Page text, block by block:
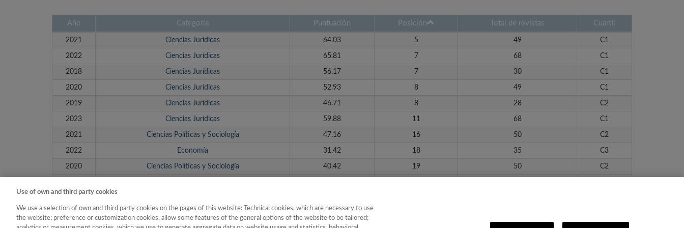
Año Categoría Puntuación Posición Total de revistas Cuartil
2021 Ciencias Jurídicas 64.03 5 49 C1
2022 Ciencias Jurídicas 65.81 7 68 C1
2018 Ciencias Jurídicas 56.17 7 30 C1
2020 Ciencias Jurídicas 52.93 8 49 C1
2019 Ciencias Jurídicas 46.71 8 28 C2
2023 Ciencias Jurídicas 59.88 11 68 C1
2021 Ciencias Políticas y Sociología 47.16 16 50 C2
2022 Economía 31.42 18 35 C3
2020 Ciencias Políticas y Sociología 40.42 19 50 C2
1 de 2 siguiente ›
Use of own and third party cookies
We use a selection of own and third party cookies on the pages of this website: Technical cookies, which are necessary to use
the website; preference or customization cookies, allow some features of the general options of the website to be tailored;